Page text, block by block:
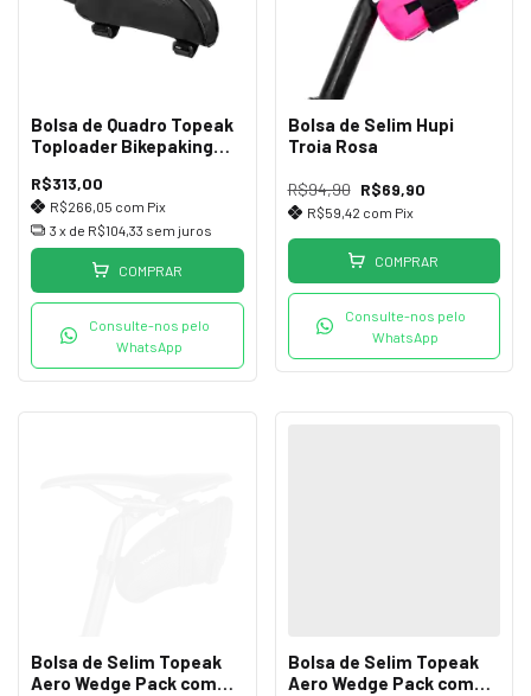
Bolsa de Quadro Topeak
Toploader Bikepaking
R$313,00
R$266,05 com Pix
3 x de R$104,33 sem juros
COMPRAR
Consulte-nos pelo
WhatsApp
Bolsa de Selim Hupi
Troia Rosa
R$94,90 R$69,90
R$59,42 com Pix
COMPRAR
Consulte-nos pelo
WhatsApp
Bolsa de Selim Topeak
Aero Wedge Pack com
Bolsa de Selim Topeak
Aero Wedge Pack com